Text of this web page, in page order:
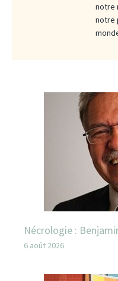
notre
notre
Nécrologie :
6 août 2026